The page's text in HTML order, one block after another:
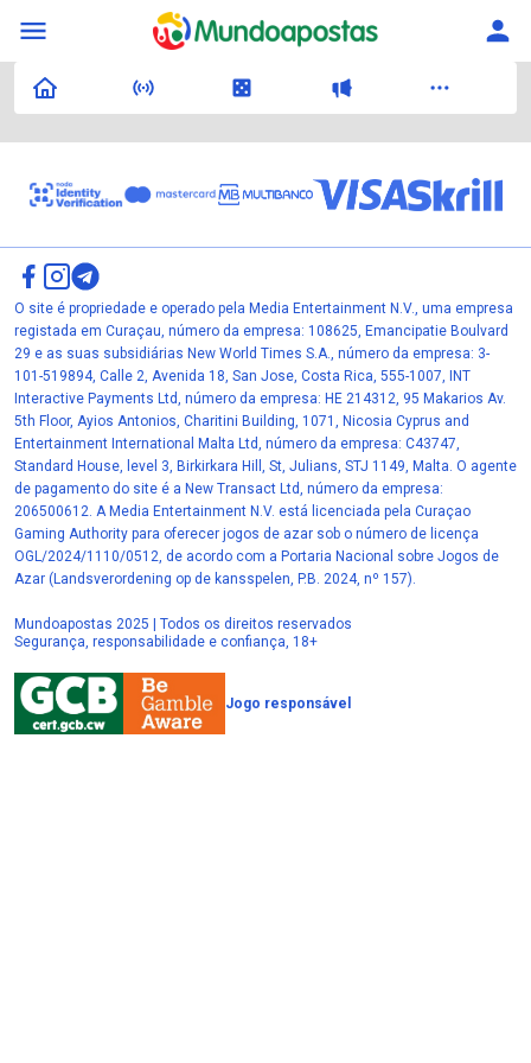
O site é propriedade e operado pela Media Entertainment N.V., uma empresa
registada em Curaçau, número da empresa: 108625, Emancipatie Boulvard
29 e as suas subsidiárias New World Times S.A., número da empresa: 3-
101-519894, Calle 2, Avenida 18, San Jose, Costa Rica, 555-1007, INT
Interactive Payments Ltd, número da empresa: HE 214312, 95 Makarios Av.
5th Floor, Ayios Antonios, Charitini Building, 1071, Nicosia Cyprus and
Entertainment International Malta Ltd, número da empresa: C43747,
Standard House, level 3, Birkirkara Hill, St, Julians, STJ 1149, Malta. O agente
de pagamento do site é a New Transact Ltd, número da empresa:
206500612. A Media Entertainment N.V. está licenciada pela Curaçao
Gaming Authority para oferecer jogos de azar sob o número de licença
OGL/2024/1110/0512, de acordo com a Portaria Nacional sobre Jogos de
Azar (Landsverordening op de kansspelen, P.B. 2024, nº 157).
Mundoapostas 2025 | Todos os direitos reservados
Segurança, responsabilidade e confiança, 18+
Jogo responsável